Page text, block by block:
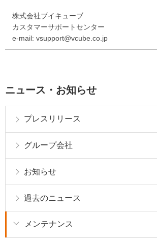
株式会社ブイキューブ
カスタマーサポートセンター
e-mail: vsupport@vcube.co.jp
ニュース・お知らせ
プレスリリース
グループ会社
お知らせ
過去のニュース
メンテナンス